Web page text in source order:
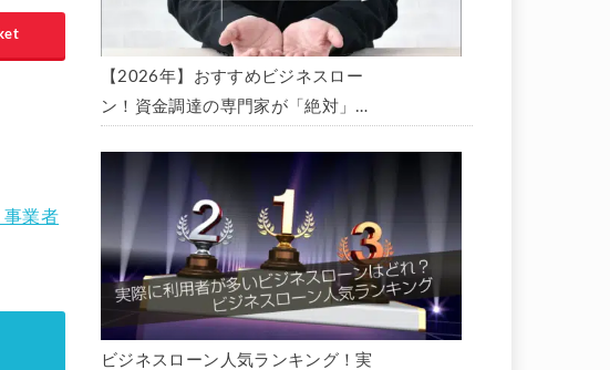
事業者
【2026年】おすすめビジネスロー
ン！資金調達の専門家が「絶対」に
業者ローン・商工ローンランキング
ビジネスローン人気ランキング！実